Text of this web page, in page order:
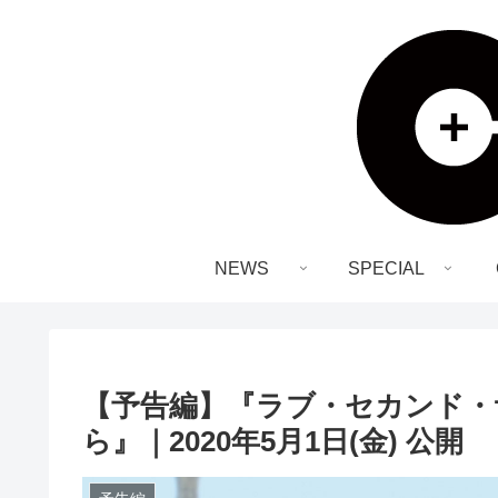
NEWS SPECIAL
【予告編】『ラブ・セカンド
ら』｜2020年5月1日(金) 公開